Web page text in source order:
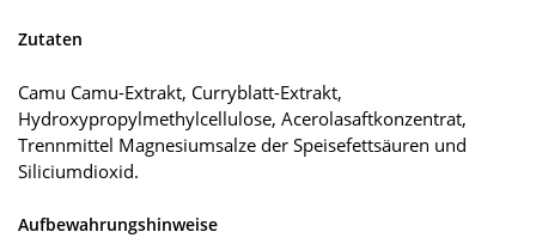
Zutaten
Camu Camu-Extrakt, Curryblatt-Extrakt,
Hydroxypropylmethylcellulose, Acerolasaftkonzentrat,
Trennmittel Magnesiumsalze der Speisefettsäuren und
Siliciumdioxid.
Aufbewahrungshinweise